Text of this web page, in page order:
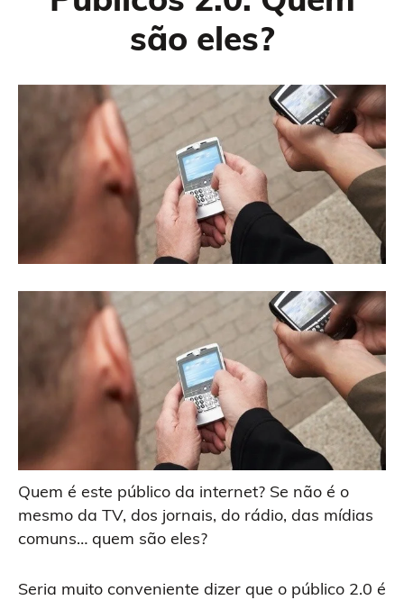
são eles?
Quem é este público da internet? Se não é o
mesmo da TV, dos jornais, do rádio, das mídias
comuns… quem são eles?
Seria muito conveniente dizer que o público 2.0 é